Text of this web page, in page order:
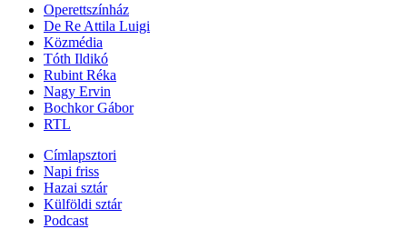
Operettszínház
De Re Attila Luigi
Közmédia
Tóth Ildikó
Rubint Réka
Nagy Ervin
Bochkor Gábor
RTL
Címlapsztori
Napi friss
Hazai sztár
Külföldi sztár
Podcast